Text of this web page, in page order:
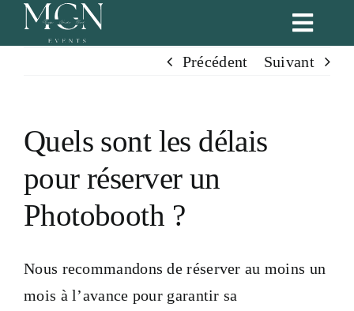
Passer
Toggle
Formules
Blog
Portfolio
Précédent Suivant
Quels sont les délais
pour réserver un
Photobooth ?
Nous recommandons de réserver au moins un
mois à l’avance pour garantir sa